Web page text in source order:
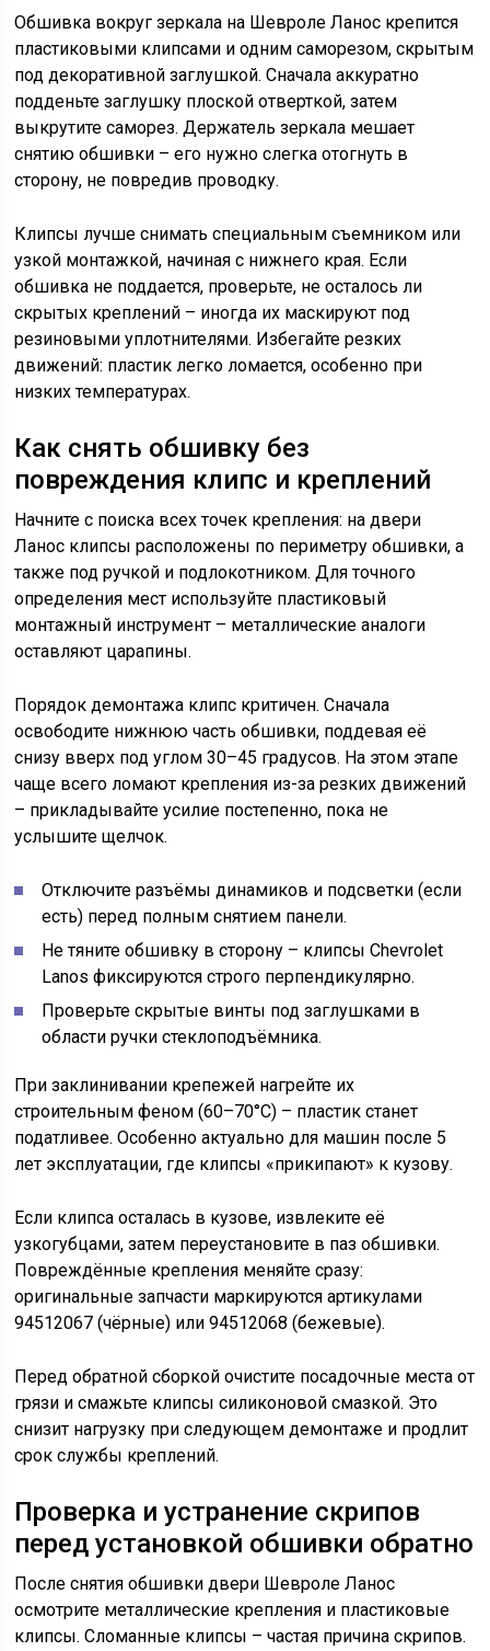
Обшивка вокруг зеркала на Шевроле Ланос крепится
пластиковыми клипсами и одним саморезом, скрытым
под декоративной заглушкой. Сначала аккуратно
подденьте заглушку плоской отверткой, затем
выкрутите саморез. Держатель зеркала мешает
снятию обшивки – его нужно слегка отогнуть в
сторону, не повредив проводку.
Клипсы лучше снимать специальным съемником или
узкой монтажкой, начиная с нижнего края. Если
обшивка не поддается, проверьте, не осталось ли
скрытых креплений – иногда их маскируют под
резиновыми уплотнителями. Избегайте резких
движений: пластик легко ломается, особенно при
низких температурах.
Как снять обшивку без
повреждения клипс и креплений
Начните с поиска всех точек крепления: на двери
Ланос клипсы расположены по периметру обшивки, а
также под ручкой и подлокотником. Для точного
определения мест используйте пластиковый
монтажный инструмент – металлические аналоги
оставляют царапины.
Порядок демонтажа клипс критичен. Сначала
освободите нижнюю часть обшивки, поддевая её
снизу вверх под углом 30–45 градусов. На этом этапе
чаще всего ломают крепления из-за резких движений
– прикладывайте усилие постепенно, пока не
услышите щелчок.
Отключите разъёмы динамиков и подсветки (если
есть) перед полным снятием панели.
Не тяните обшивку в сторону – клипсы Chevrolet
Lanos фиксируются строго перпендикулярно.
Проверьте скрытые винты под заглушками в
области ручки стеклоподъёмника.
При заклинивании крепежей нагрейте их
строительным феном (60–70°C) – пластик станет
податливее. Особенно актуально для машин после 5
лет эксплуатации, где клипсы «прикипают» к кузову.
Если клипса осталась в кузове, извлеките её
узкогубцами, затем переустановите в паз обшивки.
Повреждённые крепления меняйте сразу:
оригинальные запчасти маркируются артикулами
94512067 (чёрные) или 94512068 (бежевые).
Перед обратной сборкой очистите посадочные места от
грязи и смажьте клипсы силиконовой смазкой. Это
снизит нагрузку при следующем демонтаже и продлит
срок службы креплений.
Проверка и устранение скрипов
перед установкой обшивки обратно
После снятия обшивки двери Шевроле Ланос
осмотрите металлические крепления и пластиковые
клипсы. Сломанные клипсы – частая причина скрипов.